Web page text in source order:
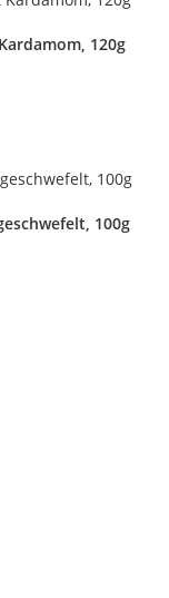
120g
100g